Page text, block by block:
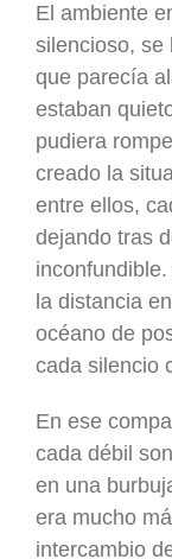
El ambiente
silencioso, se
que parecía
estaban
pudiera
creado la
entre ellos,
dejando tras
la distancia
océano de
cada silencio
En ese
cada débil
en una
era mucho
intercambio